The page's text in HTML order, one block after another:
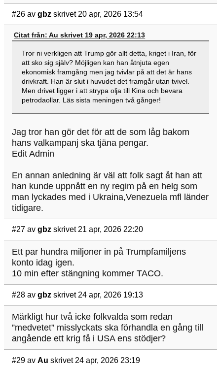
#26 av gbz skrivet 20 apr, 2026 13:54
Citat från: Au skrivet 19 apr, 2026 22:13
Tror ni verkligen att Trump gör allt detta, kriget i Iran, för
att sko sig själv? Möjligen kan han åtnjuta egen
ekonomisk framgång men jag tvivlar på att det är hans
drivkraft. Han är slut i huvudet det framgår utan tvivel.
Men drivet ligger i att strypa olja till Kina och bevara
petrodaollar. Läs sista meningen två gånger!
Jag tror han gör det för att de som låg bakom
hans valkampanj ska tjäna pengar.
Edit Admin
En annan anledning är väl att folk sagt åt han att
han kunde uppnått en ny regim på en helg som
man lyckades med i Ukraina,Venezuela mfl länder
tidigare.
#27 av gbz skrivet 21 apr, 2026 22:20
Ett par hundra miljoner in på Trumpfamiljens
konto idag igen.
10 min efter stängning kommer TACO.
#28 av gbz skrivet 24 apr, 2026 19:13
Märkligt hur två icke folkvalda som redan
”medvetet” misslyckats ska förhandla en gång till
angående ett krig få i USA ens stödjer?
#29 av Au skrivet 24 apr, 2026 23:19